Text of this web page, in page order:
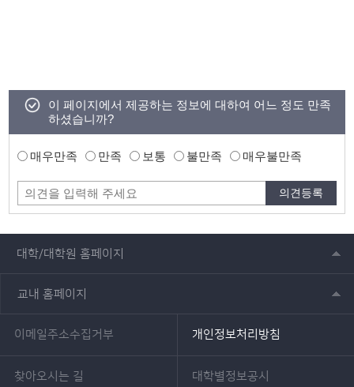
이 페이지에서 제공하는 정보에 대하여 어느 정도 만족
하셨습니까?
매우만족 만족 보통 불만족 매우불만족
대학/대학원 홈페이지
교내 홈페이지
이메일주소수집거부 개인정보처리방침
찾아오시는 길 대학별정보공시